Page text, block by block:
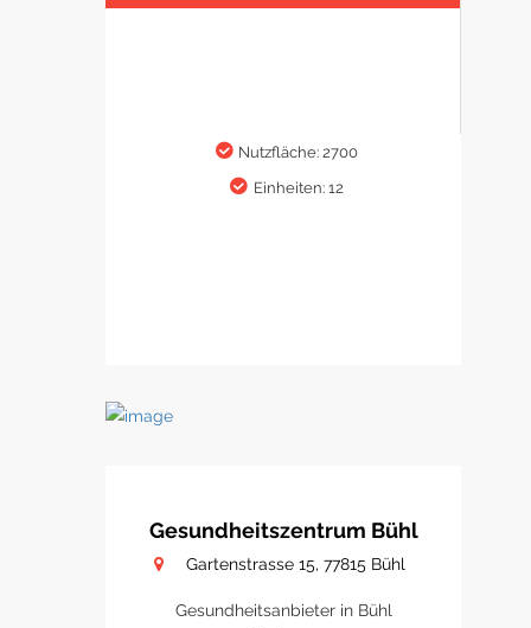
Nutzfläche: 2700
Einheiten: 12
Gesundheitszentrum Bühl
Gartenstrasse 15, 77815 Bühl
Gesundheitsanbieter in Bühl